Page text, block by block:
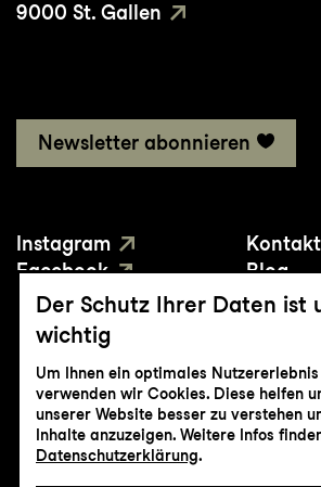
9000 St. Gallen
Newsletter abonnieren
Instagram
Facebook
YouTube
Kontakt
Blog
Presse
© Genossenschaft Konzert und
Der Schutz Ihrer Daten ist
wichtig
Um Ihnen ein optimales
verwenden wir Cookies. Diese helfen
unserer Website besser zu verstehen
Inhalte anzuzeigen. Weitere Infos
Datenschutzerklärung.